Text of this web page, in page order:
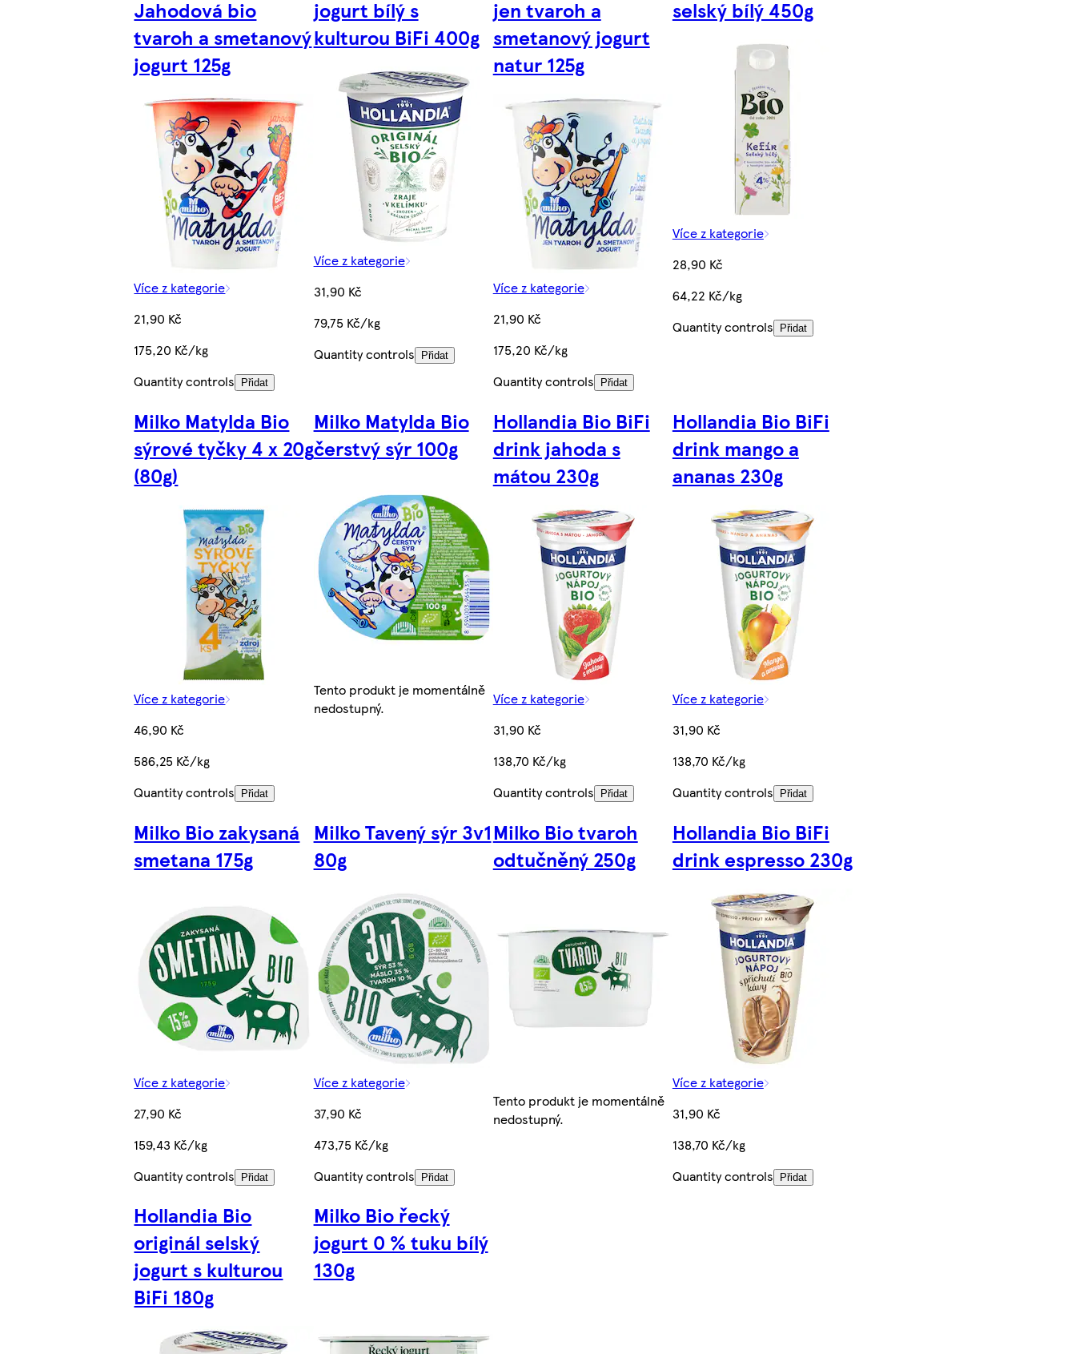
Jahodová bio
tvaroh a smetanový
jogurt 125g
Více z kategorie
21,90 Kč
175,20 Kč/kg
Quantity controls
Přidat
jogurt bílý s
kulturou BiFi 400g
Více z kategorie
31,90 Kč
79,75 Kč/kg
Quantity controls
Přidat
jen tvaroh a
smetanový jogurt
natur 125g
Více z kategorie
21,90 Kč
175,20 Kč/kg
Quantity controls
Přidat
selský bílý 450g
Více z kategorie
28,90 Kč
64,22 Kč/kg
Quantity controls
Přidat
Milko Matylda Bio
sýrové tyčky 4 x 20g
(80g)
Více z kategorie
46,90 Kč
586,25 Kč/kg
Quantity controls Přidat
Milko Matylda Bio
čerstvý sýr 100g
Tento produkt je momentálně
nedostupný.
Hollandia Bio BiFi
drink jahoda s
mátou 230g
Více z kategorie
31,90 Kč
138,70 Kč/kg
Quantity controls
Přidat
Hollandia Bio BiFi
drink mango a
ananas 230g
Více z kategorie
31,90 Kč
138,70 Kč/kg
Quantity controls
Přidat
Milko Bio zakysaná
smetana 175g
Více z kategorie
27,90 Kč
159,43 Kč/kg
Quantity controls Přidat
Milko Tavený sýr 3v1
80g
Více z kategorie
37,90 Kč
473,75 Kč/kg
Quantity controls
Přidat
Milko Bio tvaroh
odtučněný 250g
Tento produkt je momentálně
nedostupný.
Hollandia Bio BiFi
drink espresso 230g
Více z kategorie
31,90 Kč
138,70 Kč/kg
Quantity controls
Přidat
Hollandia Bio
originál selský
jogurt s kulturou
BiFi 180g
Milko Bio řecký
jogurt 0 % tuku bílý
130g